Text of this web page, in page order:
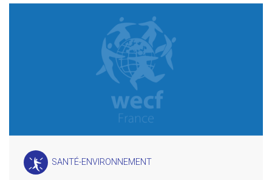
SANTÉ-ENVIRONNEMENT